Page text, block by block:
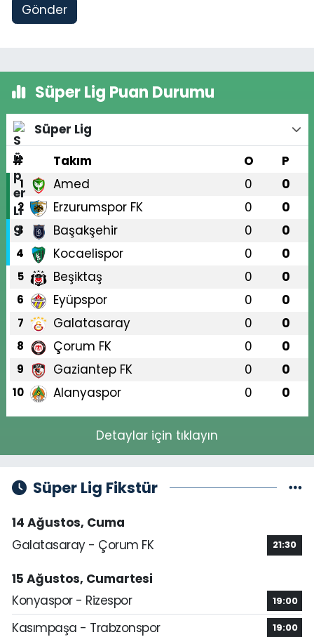
Gönder
Süper Lig Puan Durumu
Süper Lig
#
Takım O P
1 Amed 0 0
2 Erzurumspor FK 0 0
3 Başakşehir 0 0
4 Kocaelispor 0 0
5 Beşiktaş 0 0
6 Eyüpspor 0 0
7 Galatasaray 0 0
8 Çorum FK 0 0
9 Gaziantep FK 0 0
10 Alanyaspor 0 0
Detaylar için tıklayın
Süper Lig Fikstür
14 Ağustos, Cuma
Galatasaray - Çorum FK
21:30
15 Ağustos, Cumartesi
Konyaspor - Rizespor
19:00
Kasımpaşa - Trabzonspor 19:00